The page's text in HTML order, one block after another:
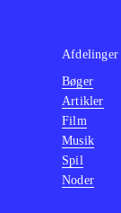
Afdelinger
Bøger
Artikler
Film
Musik
Spil
Noder